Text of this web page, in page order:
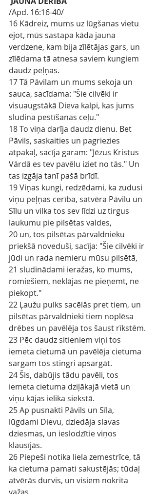
/Apd. 16:16-40/
16 Kādreiz, mums uz lūgšanas vietu
ejot, mūs sastapa kāda jauna
verdzene, kam bija zīlētājas gars, un
zīlēdama tā atnesa saviem kungiem
daudz peļņas.
17 Tā Pāvilam un mums sekoja un
sauca, sacīdama: "Šie cilvēki ir
visuaugstākā Dieva kalpi, kas jums
sludina pestīšanas ceļu."
18 To viņa darīja daudz dienu. Bet
Pāvils, saskaities un pagriezies
atpakaļ, sacīja garam: "Jēzus Kristus
Vārdā es tev pavēlu iziet no tās." Un
tas izgāja tanī pašā brīdī.
19 Viņas kungi, redzēdami, ka zudusi
viņu peļņas cerība, satvēra Pāvilu un
Sīlu un vilka tos sev līdzi uz tirgus
laukumu pie pilsētas valdes,
20 un, tos pilsētas pārvaldnieku
priekšā noveduši, sacīja: "Šie cilvēki ir
jūdi un rada nemieru mūsu pilsētā,
21 sludinādami ieražas, ko mums,
romiešiem, neklājas ne pieņemt, ne
piekopt."
22 Ļaužu pulks sacēlās pret tiem, un
pilsētas pārvaldnieki tiem noplēsa
drēbes un pavēlēja tos šaust rīkstēm.
23 Pēc daudz sitieniem viņi tos
iemeta cietumā un pavēlēja cietuma
sargam tos stingri apsargāt.
24 Šis, dabūjis tādu pavēli, tos
iemeta cietuma dziļākajā vietā un
viņu kājas ielika siekstā.
25 Ap pusnakti Pāvils un Sīla,
lūgdami Dievu, dziedāja slavas
dziesmas, un ieslodzītie viņos
klausījās.
26 Piepeši notika liela zemestrīce, tā
ka cietuma pamati sakustējās; tūdaļ
atvērās durvis, un visiem nokrita